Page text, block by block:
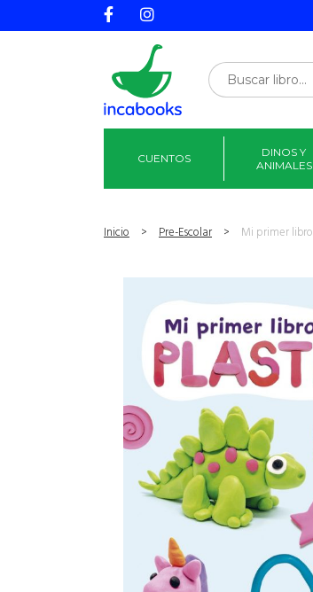
CUENTOS
DINOS Y
ANIMALES
Inicio > Pre-Escolar > Mi primer